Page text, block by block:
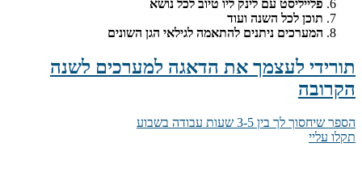
פלייליסט עם לינק ליו טיוב לכל נושא
תוכן לכל השנה ועוד
המערכים ניתנים להתאמה לגילאי הגן השונים
תורידי לעצמך את הדאגה למערכים לשנה
הקרובה
הספר שיחסוך לך בין 3-5 שעות עבודה בשבוע
תקלו עליי